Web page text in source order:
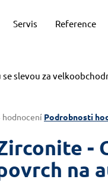
Servis Reference
hodnocení Podrobnosti
-
na
slevou za